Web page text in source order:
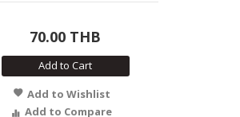
70.00 THB
Add to Cart
Add to Wishlist
Add to Compare